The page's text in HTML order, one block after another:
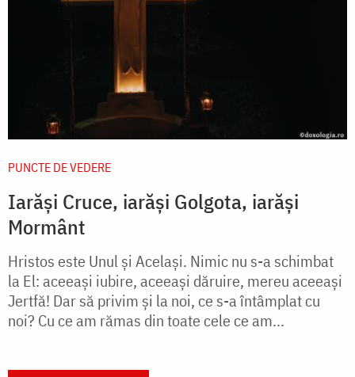
PUNCTE DE VEDERE
Iarăși Cruce, iarăși Golgota, iarăși
Mormânt
Hristos este Unul și Același. Nimic nu s-a schimbat
la El: aceeași iubire, aceeași dăruire, mereu aceeași
Jertfă! Dar să privim și la noi, ce s-a întâmplat cu
noi? Cu ce am rămas din toate cele ce am...